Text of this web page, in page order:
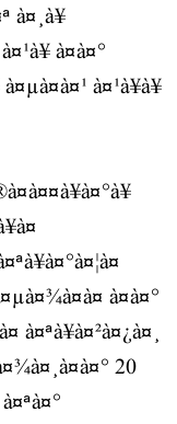
à¤à¤°
à¤µà¤à¤¹ à¤¹à¥à¥
à¤à¤°
à¤ªà¥à¤²à¤¿à¤¸
20
à¤ªà¤°